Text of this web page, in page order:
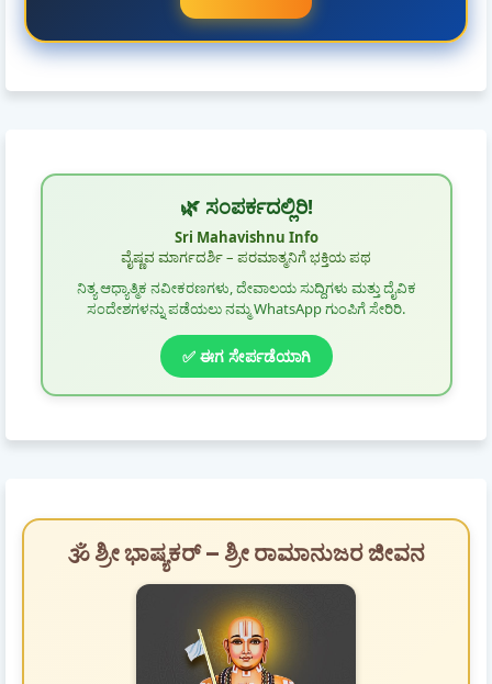
🌿 ಸಂಪರ್ಕದಲ್ಲಿರಿ!
Sri Mahavishnu Info
ವೈಷ್ಣವ ಮಾರ್ಗದರ್ಶಿ – ಪರಮಾತ್ಮನಿಗೆ ಭಕ್ತಿಯ ಪಥ
ನಿತ್ಯ ಆಧ್ಯಾತ್ಮಿಕ ನವೀಕರಣಗಳು, ದೇವಾಲಯ ಸುದ್ದಿಗಳು ಮತ್ತು ದೈವಿಕ
ಸಂದೇಶಗಳನ್ನು ಪಡೆಯಲು ನಮ್ಮ WhatsApp ಗುಂಪಿಗೆ ಸೇರಿರಿ.
✅ ಈಗ ಸೇರ್ಪಡೆಯಾಗಿ
🕉️ ಶ್ರೀ ಭಾಷ್ಯಕರ್ – ಶ್ರೀ ರಾಮಾನುಜರ ಜೀವನ